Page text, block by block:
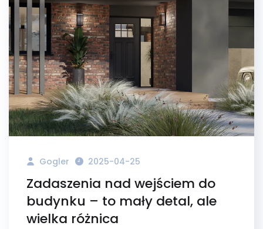
Gogler 2025-04-25
Zadaszenia nad wejściem do
budynku – to mały detal, ale
wielka różnica